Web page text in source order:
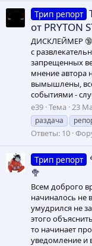
Трип репорт
от PRYTON
ДИСКЛЕЙМЕР 🔞
с
запрещенных
мнение автора
вымышлены,
событиями -
e39 Тема 23
раздача
Ответы: 10
Трип репорт
🥦
Всем доброго
начиналось не
умудрился не
этого
то начинает
уведомление и